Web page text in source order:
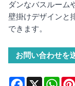
ダンなバスルーム
壁掛けデザインと
できます。
お問い合わせを
Facebook
X